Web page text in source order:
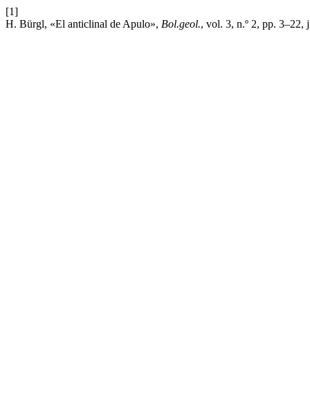
[1]
H. Bürgl, «El anticlinal de Apulo», Bol.geol., vol. 3, n.º 2, pp. 3–22,